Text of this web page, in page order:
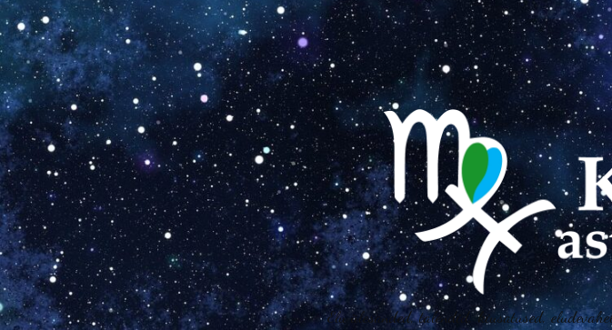
Elu ülesanded, talendid, kiusatused,